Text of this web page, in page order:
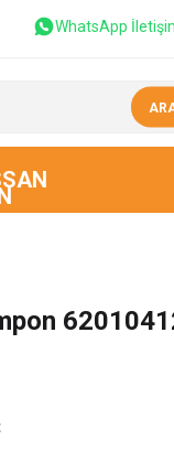
WhatsApp